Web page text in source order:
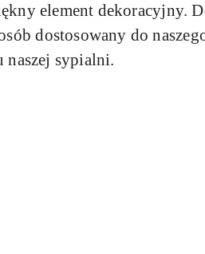
element dekoracyjny.
dostosowany do
naszej sypialni.